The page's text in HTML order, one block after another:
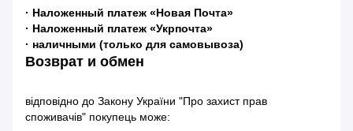
· Наложенный платеж «Новая Почта»
· Наложенный платеж «Укрпочта»
· наличными (только для самовывоза)
Возврат и обмен
відповідно до Закону України "Про захист прав
споживачів" покупець може: